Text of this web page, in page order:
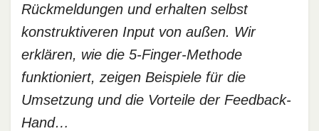
Rückmeldungen und erhalten selbst
konstruktiveren Input von außen. Wir
erklären, wie die 5-Finger-Methode
funktioniert, zeigen Beispiele für die
Umsetzung und die Vorteile der Feedback-
Hand…